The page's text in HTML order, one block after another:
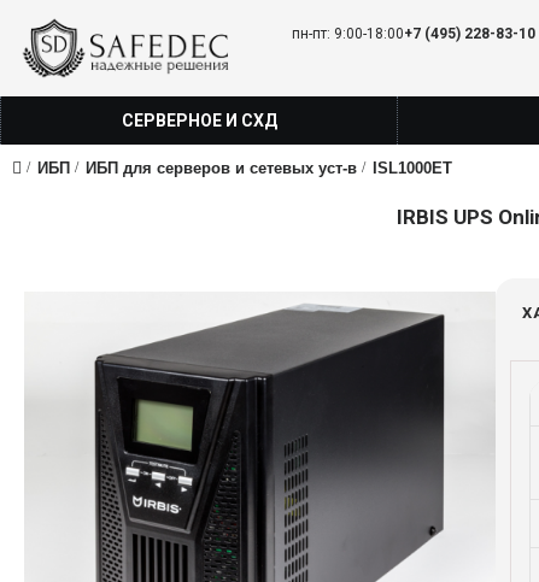
пн-пт: 9:00-18:00+7 (495) 228-83-10
СЕРВЕРНОЕ И СХД
ИБП ИБП для серверов и сетевых уст-в ISL1000ET
IRBIS UPS